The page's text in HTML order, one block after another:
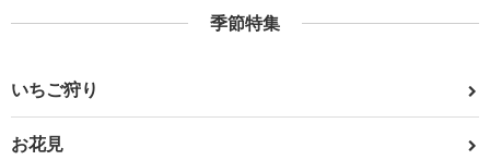
季節特集
いちご狩り
お花見